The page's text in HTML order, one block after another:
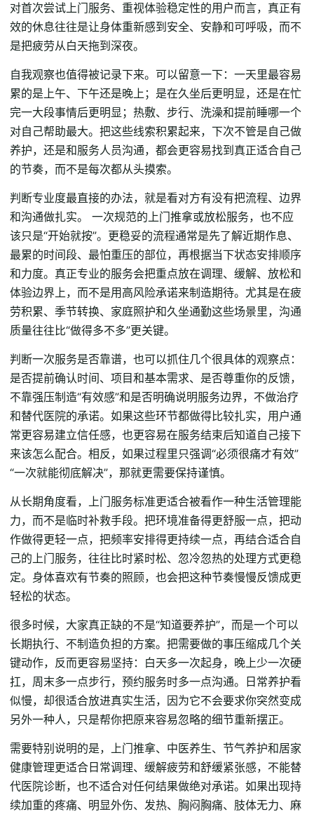
对首次尝试上门服务、重视体验稳定性的用户而言，真正有
效的休息往往是让身体重新感到安全、安静和可呼吸，而不
是把疲劳从白天拖到深夜。
自我观察也值得被记录下来。可以留意一下：一天里最容易
累的是上午、下午还是晚上；是在久坐后更明显，还是在忙
完一大段事情后更明显；热敷、步行、洗澡和提前睡哪一个
对自己帮助最大。把这些线索积累起来，下次不管是自己做
养护，还是和服务人员沟通，都会更容易找到真正适合自己
的节奏，而不是每次都从头摸索。
判断专业度最直接的办法，就是看对方有没有把流程、边界
和沟通做扎实。 一次规范的上门推拿或放松服务，也不应
该只是“开始就按”。更稳妥的流程通常是先了解近期作息、
最累的时间段、最怕重压的部位，再根据当下状态安排顺序
和力度。真正专业的服务会把重点放在调理、缓解、放松和
体验边界上，而不是用高风险承诺来制造期待。尤其是在疲
劳积累、季节转换、家庭照护和久坐通勤这些场景里，沟通
质量往往比“做得多不多”更关键。
判断一次服务是否靠谱，也可以抓住几个很具体的观察点：
是否提前确认时间、项目和基本需求、是否尊重你的反馈，
不靠强压制造“有效感”和是否明确说明服务边界，不做治疗
和替代医院的承诺。如果这些环节都做得比较扎实，用户通
常更容易建立信任感，也更容易在服务结束后知道自己接下
来该怎么配合。相反，如果过程里只强调“必须很痛才有效”
“一次就能彻底解决”，那就更需要保持谨慎。
从长期角度看，上门服务标准更适合被看作一种生活管理能
力，而不是临时补救手段。把环境准备得更舒服一点，把动
作做得更轻一点，把频率安排得更持续一点，再结合适合自
己的上门服务，往往比时紧时松、忽冷忽热的处理方式更稳
定。身体喜欢有节奏的照顾，也会把这种节奏慢慢反馈成更
轻松的状态。
很多时候，大家真正缺的不是“知道要养护”，而是一个可以
长期执行、不制造负担的方案。把需要做的事压缩成几个关
键动作，反而更容易坚持：白天多一次起身，晚上少一次硬
扛，周末多一点步行，预约服务时多一点沟通。日常养护看
似慢，却很适合放进真实生活，因为它不会要求你突然变成
另外一种人，只是帮你把原来容易忽略的细节重新摆正。
需要特别说明的是，上门推拿、中医养生、节气养护和居家
健康管理更适合日常调理、缓解疲劳和舒缓紧张感，不能替
代医院诊断，也不适合对任何结果做绝对承诺。如果出现持
续加重的疼痛、明显外伤、发热、胸闷胸痛、肢体无力、麻